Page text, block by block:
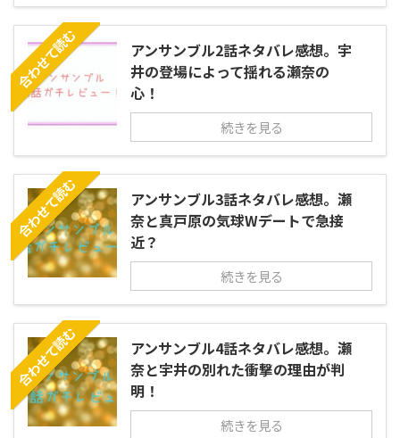
合わせて読む
アンサンブル2話ネタバレ感想。宇
井の登場によって揺れる瀬奈の
心！
続きを見る
合わせて読む
アンサンブル3話ネタバレ感想。瀬
奈と真戸原の気球Wデートで急接
近？
続きを見る
合わせて読む
アンサンブル4話ネタバレ感想。瀬
奈と宇井の別れた衝撃の理由が判
明！
続きを見る